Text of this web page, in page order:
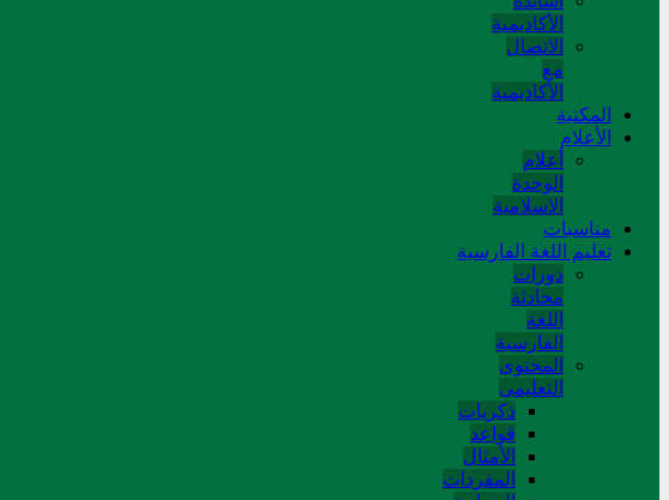
الأكاديمية
الاتصال
مع
الأكاديمية
المکتبة
الأعلام
أعلام
الوحدة
الاسلامية
مناسبات
تعلیم اللغة الفارسیة
دورات
محادثة
اللغة
الفارسیة
المحتوی
التعلیمی
ذکریات
قواعد
الأمثال
المفردات